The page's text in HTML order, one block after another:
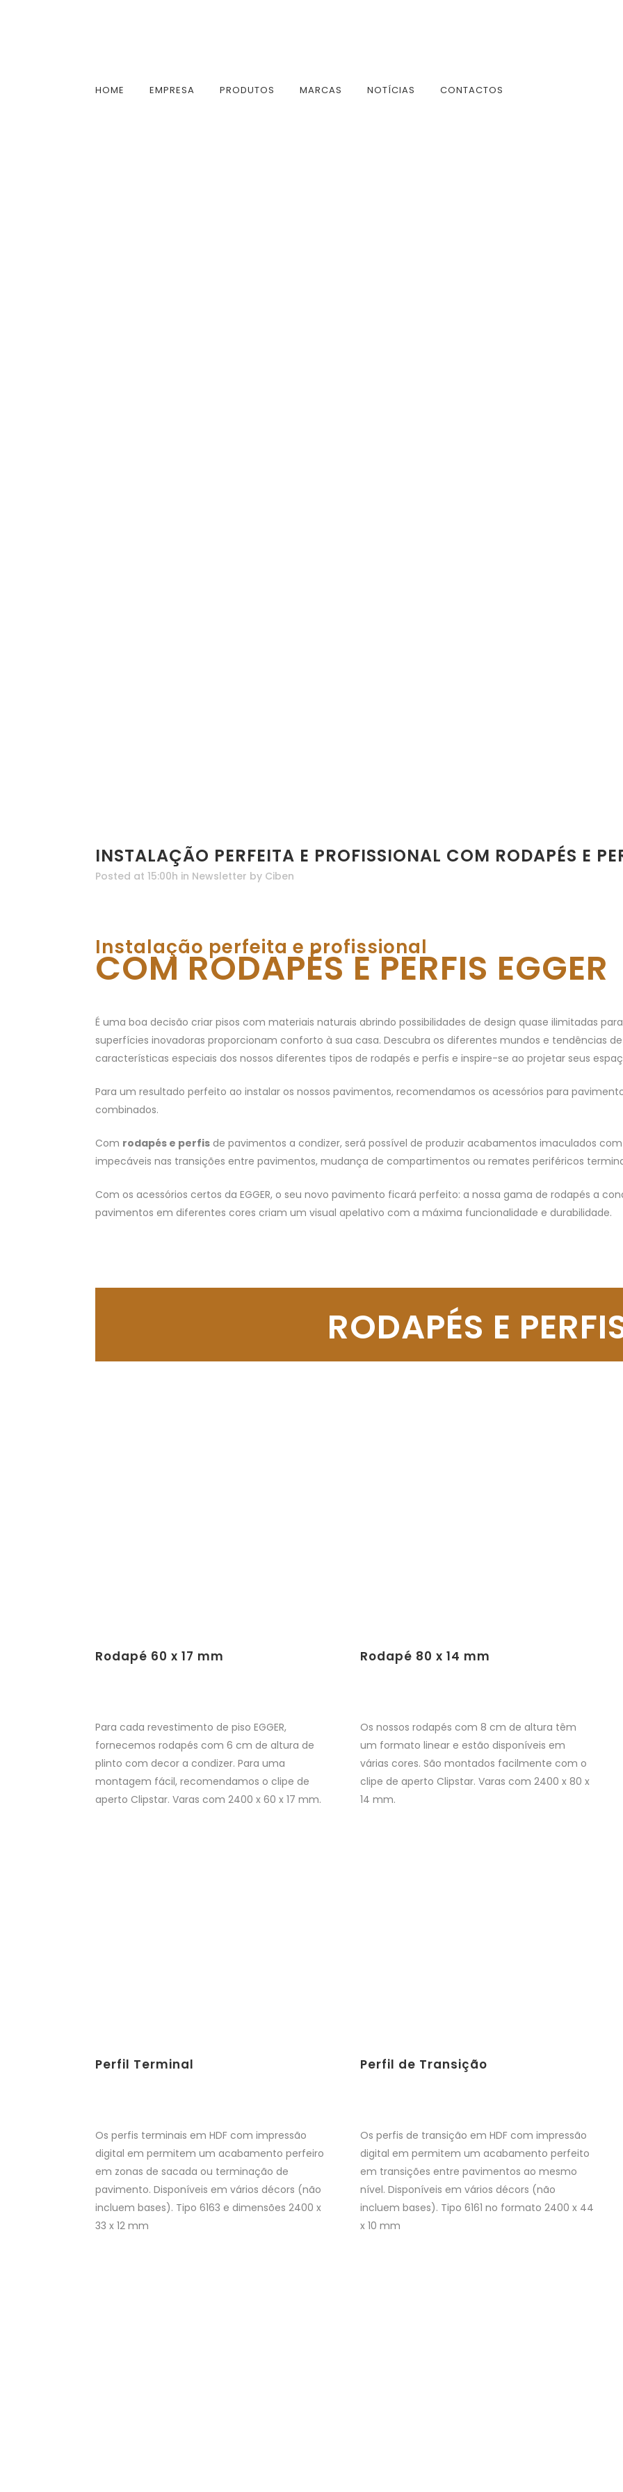
HOME EMPRESA PRODUTOS MARCAS NOTÍCIAS CONTACTOS
INSTALAÇÃO PERFEITA E PROFISSIONAL COM RODAPÉS E
Posted at 15:00h in Newsletter by Ciben
Instalação perfeita e profissional
COM RODAPÉS E PERFIS EGGER
É uma boa decisão criar pisos com materiais naturais abrindo possibilidades de design quase ilimitadas
superfícies inovadoras proporcionam conforto à sua casa. Descubra os diferentes mundos e tendências
características especiais dos nossos diferentes tipos de rodapés e perfis e inspire-se ao projetar seus
Para um resultado perfeito ao instalar os nossos pavimentos, recomendamos os acessórios para
combinados.
Com rodapés e perfisde pavimentos a condizer, será possível de produzir acabamentos imaculados
impecáveis nas transições entre pavimentos, mudança de compartimentos ou remates periféricos
Com os acessórios certos da EGGER, o seu novo pavimento ficará perfeito: a nossa gama de rodapés a
pavimentos em diferentes cores criam um visual apelativo com a máxima funcionalidade e durabilidade.
RODAPÉS E
Rodapé 60 x 17 mm
Para cada revestimento de piso EGGER,
fornecemos rodapés com 6 cm de altura de
plinto com decor a condizer. Para uma
montagem fácil, recomendamos o clipe de
aperto Clipstar. Varas com 2400 x 60 x 17 mm.
Rodapé 80 x 14 mm
Os nossos rodapés com 8 cm de altura têm
um formato linear e estão disponíveis em
várias cores. São montados facilmente com o
clipe de aperto Clipstar. Varas com 2400 x 80 x
14 mm.
Perfil Terminal
Os perfis terminais em HDF com impressão
digital em permitem um acabamento perfeiro
em zonas de sacada ou terminação de
pavimento. Disponíveis em vários décors (não
incluem bases). Tipo 6163 e dimensões 2400 x
33 x 12 mm
Perfil de Transição
Os perfis de transição em HDF com impressão
digital em permitem um acabamento perfeito
em transições entre pavimentos ao mesmo
nível. Disponíveis em vários décors (não
incluem bases). Tipo 6161 no formato 2400 x 44
x 10 mm